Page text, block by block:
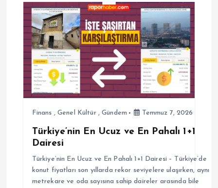
z
n
m
Finans ,Genel Kültür,Gündem Temmuz 7, 2026
Türkiye’nin En Ucuz ve En Pahalı 1+1
Dairesi
Türkiye’nin En Ucuz ve En Pahalı 1+1 Dairesi – Türkiye’de
konut fiyatları son yıllarda rekor seviyelere ulaşırken, aynı
metrekare ve oda sayısına sahip daireler arasında bile